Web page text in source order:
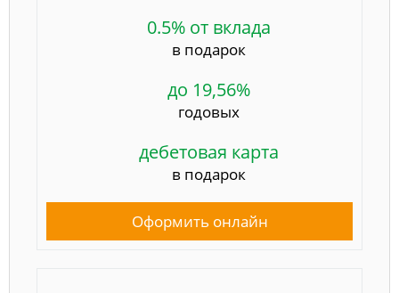
0.5% от вклада
в подарок
до 19,56%
годовых
дебетовая карта
в подарок
Оформить онлайн